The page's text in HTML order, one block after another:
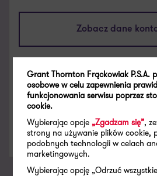
Zobacz dane
LinkedIn
SPECJALIZACJE
Audyt podatkowy
Doradztwo podatkowe
Grant Thornton Frąckowiak P.S.A.
osobowe w celu zapewnienia
funkcjonowania serwisu poprzez
cookie.
Wybierając opcje„Zgadzam się”,
strony na używanie plików cookie,
podobnych technologii w celach
marketingowych.
Wybierając opcję „Odrzuć